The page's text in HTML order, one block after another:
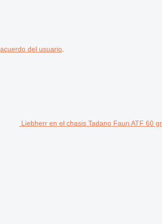
acuerdo del usuario.
Liebherr en el chasis Tadano Faun ATF 60